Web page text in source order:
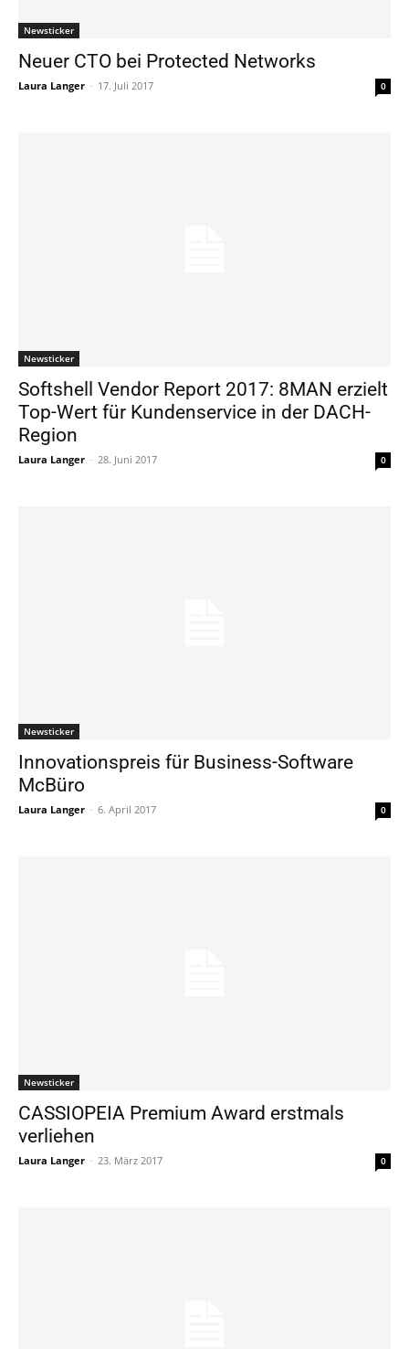
Newsticker
Neuer CTO bei Protected Networks
Laura Langer - 17. Juli 2017 0
Newsticker
Softshell Vendor Report 2017: 8MAN erzielt
Top-Wert für Kundenservice in der DACH-
Region
Laura Langer - 28. Juni 2017 0
Newsticker
Innovationspreis für Business-Software
McBüro
Laura Langer - 6. April 2017 0
Newsticker
CASSIOPEIA Premium Award erstmals
verliehen
Laura Langer - 23. März 2017 0